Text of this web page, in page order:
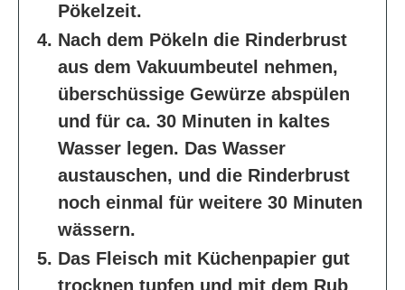
Pökelzeit.
Nach dem Pökeln die Rinderbrust
aus dem Vakuumbeutel nehmen,
überschüssige Gewürze abspülen
und für ca. 30 Minuten in kaltes
Wasser legen. Das Wasser
austauschen, und die Rinderbrust
noch einmal für weitere 30 Minuten
wässern.
Das Fleisch mit Küchenpapier gut
trocknen tupfen und mit dem Rub